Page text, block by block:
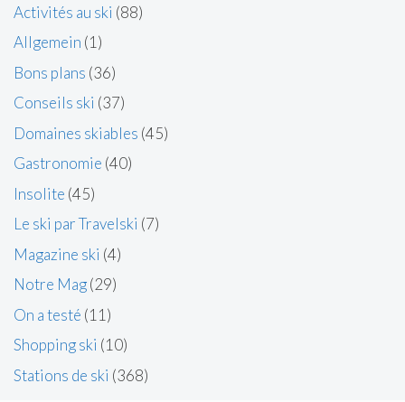
Activités au ski (88)
Allgemein (1)
Bons plans (36)
Conseils ski (37)
Domaines skiables (45)
Gastronomie (40)
Insolite (45)
Le ski par Travelski (7)
Magazine ski (4)
Notre Mag(29)
On a testé (11)
Shopping ski (10)
Stations de ski (368)